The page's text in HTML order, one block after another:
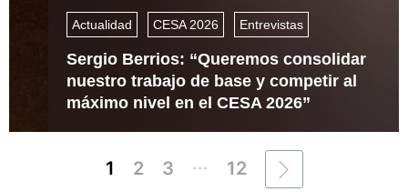
Actualidad CESA 2026 Entrevistas
Sergio Berrios: “Queremos consolidar
nuestro trabajo de base y competir al
máximo nivel en el CESA 2026”
1 2 3 ... 12